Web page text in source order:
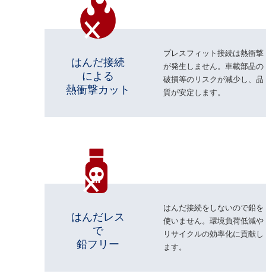
はんだ接続
による
熱衝撃カット
プレスフィット接続は熱衝撃
が発生しません。車載部品の
破損等のリスクが減少し、品
質が安定します。
はんだレス
で
鉛フリー
はんだ接続をしないので鉛を
使いません。環境負荷低減や
リサイクルの効率化に貢献し
ます。